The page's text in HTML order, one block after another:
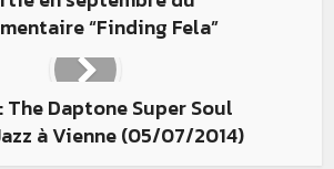
“Finding Fela”
The Daptone Super Soul
à Vienne (05/07/2014)